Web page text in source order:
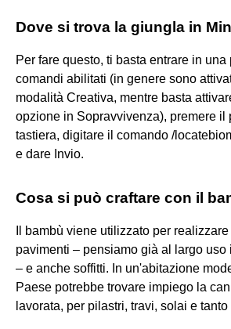
Dove si trova la giungla in
Per fare questo, ti basta entrare in una
comandi abilitati (in genere sono
modalità Creativa, mentre basta
opzione in Sopravvivenza), premere il
tastiera, digitare il comando /
e dare Invio.
Cosa si può craftare con il
Il bambù viene utilizzato per
pavimenti – pensiamo già al largo uso
– e anche soffitti. In un'abitazione
Paese potrebbe trovare impiego la
lavorata, per pilastri, travi, solai e